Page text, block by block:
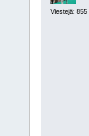
Viestejä: 855